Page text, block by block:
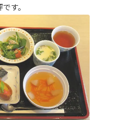
す。